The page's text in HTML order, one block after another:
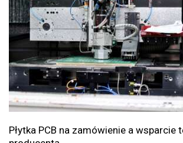
Płytka PCB na zamówienie a wsparcie